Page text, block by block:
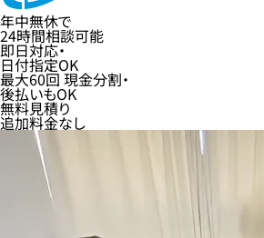
年中無休で
24時間相談可能
即日対応・
日付指定OK
最大60回 現金分割・
後払いもOK
無料見積り
追加料金なし